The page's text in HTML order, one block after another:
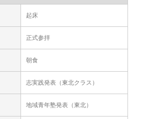
起床
正式参拝
朝食
志実践発表（東北クラス）
地域青年塾発表（東北）